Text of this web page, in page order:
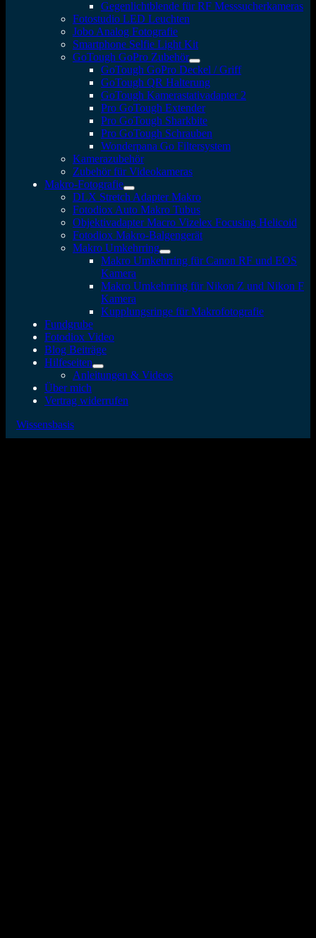
Gegenlichtblende für RF Messsucherkameras
Fotostudio LED Leuchten
Jobo Analog Fotografie
Smartphone Selfie Light Kit
GoTough GoPro Zubehör
GoTough GoPro Deckel / Griff
GoTough QR Halterung
GoTough Kamerastativadapter 2
Pro GoTough Extender
Pro GoTough Sharkbite
Pro GoTough Schrauben
Wonderpana Go Filtersystem
Kamerazubehör
Zubehör für Videokameras
Makro-Fotografie
DLX Stretch Adapter Makro
Fotodiox Auto Makro Tubus
Objektivadapter Macro Vizelex Focusing Helicoid
Fotodiox Makro-Balgengerät
Makro Umkehrring
Makro Umkehrring für Canon RF und EOS
Kamera
Makro Umkehrring für Nikon Z und Nikon F
Kamera
Kupplungsringe für Makrofotografie
Fundgrube
Fotodiox Video
Blog Beiträge
Hilfeseiten
Anleitungen & Videos
Über mich
Vertrag widerrufen
Wissensbasis